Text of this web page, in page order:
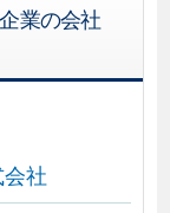
業の会社
社